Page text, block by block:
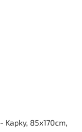
85x170cm,